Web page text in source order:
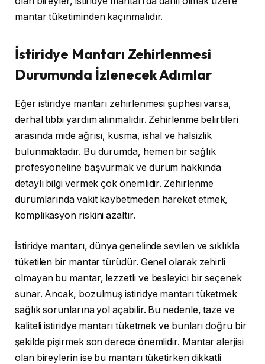
mantar tüketiminden kaçınmalıdır.
İstiridye Mantarı Zehirlenmesi
Durumunda İzlenecek Adımlar
Eğer istiridye mantarı zehirlenmesi şüphesi varsa,
derhal tıbbi yardım alınmalıdır. Zehirlenme belirtileri
arasında mide ağrısı, kusma, ishal ve halsizlik
bulunmaktadır. Bu durumda, hemen bir sağlık
profesyoneline başvurmak ve durum hakkında
detaylı bilgi vermek çok önemlidir. Zehirlenme
durumlarında vakit kaybetmeden hareket etmek,
komplikasyon riskini azaltır.
İstiridye mantarı, dünya genelinde sevilen ve sıklıkla
tüketilen bir mantar türüdür. Genel olarak zehirli
olmayan bu mantar, lezzetli ve besleyici bir seçenek
sunar. Ancak, bozulmuş istiridye mantarı tüketmek
sağlık sorunlarına yol açabilir. Bu nedenle, taze ve
kaliteli istiridye mantarı tüketmek ve bunları doğru bir
şekilde pişirmek son derece önemlidir. Mantar alerjisi
olan bireylerin ise bu mantarı tüketirken dikkatli